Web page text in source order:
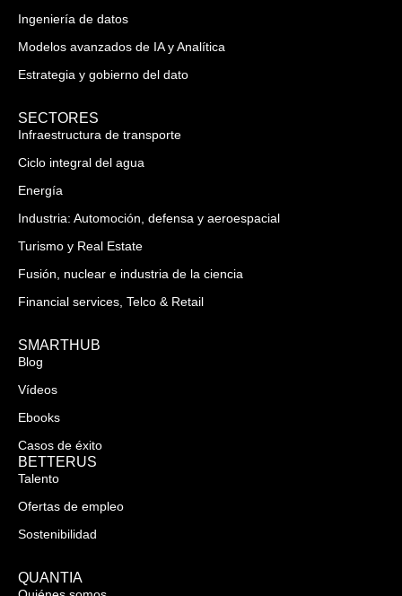
Ingeniería de datos
Modelos avanzados de IA y Analítica
Estrategia y gobierno del dato
SECTORES
Infraestructura de transporte
Ciclo integral del agua
Energía
Industria: Automoción, defensa y aeroespacial
Turismo y Real Estate
Fusión, nuclear e industria de la ciencia
Financial services, Telco & Retail
SMARTHUB
Blog
Vídeos
Ebooks
Casos de éxito
BETTERUS
Talento
Ofertas de empleo
Sostenibilidad
QUANTIA